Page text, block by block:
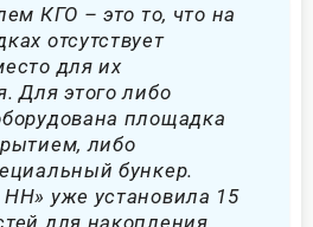
КГО – это то, что на
отсутствует
для их
Для этого либо
площадка
либо
бункер.
уже установила 15
для накопления